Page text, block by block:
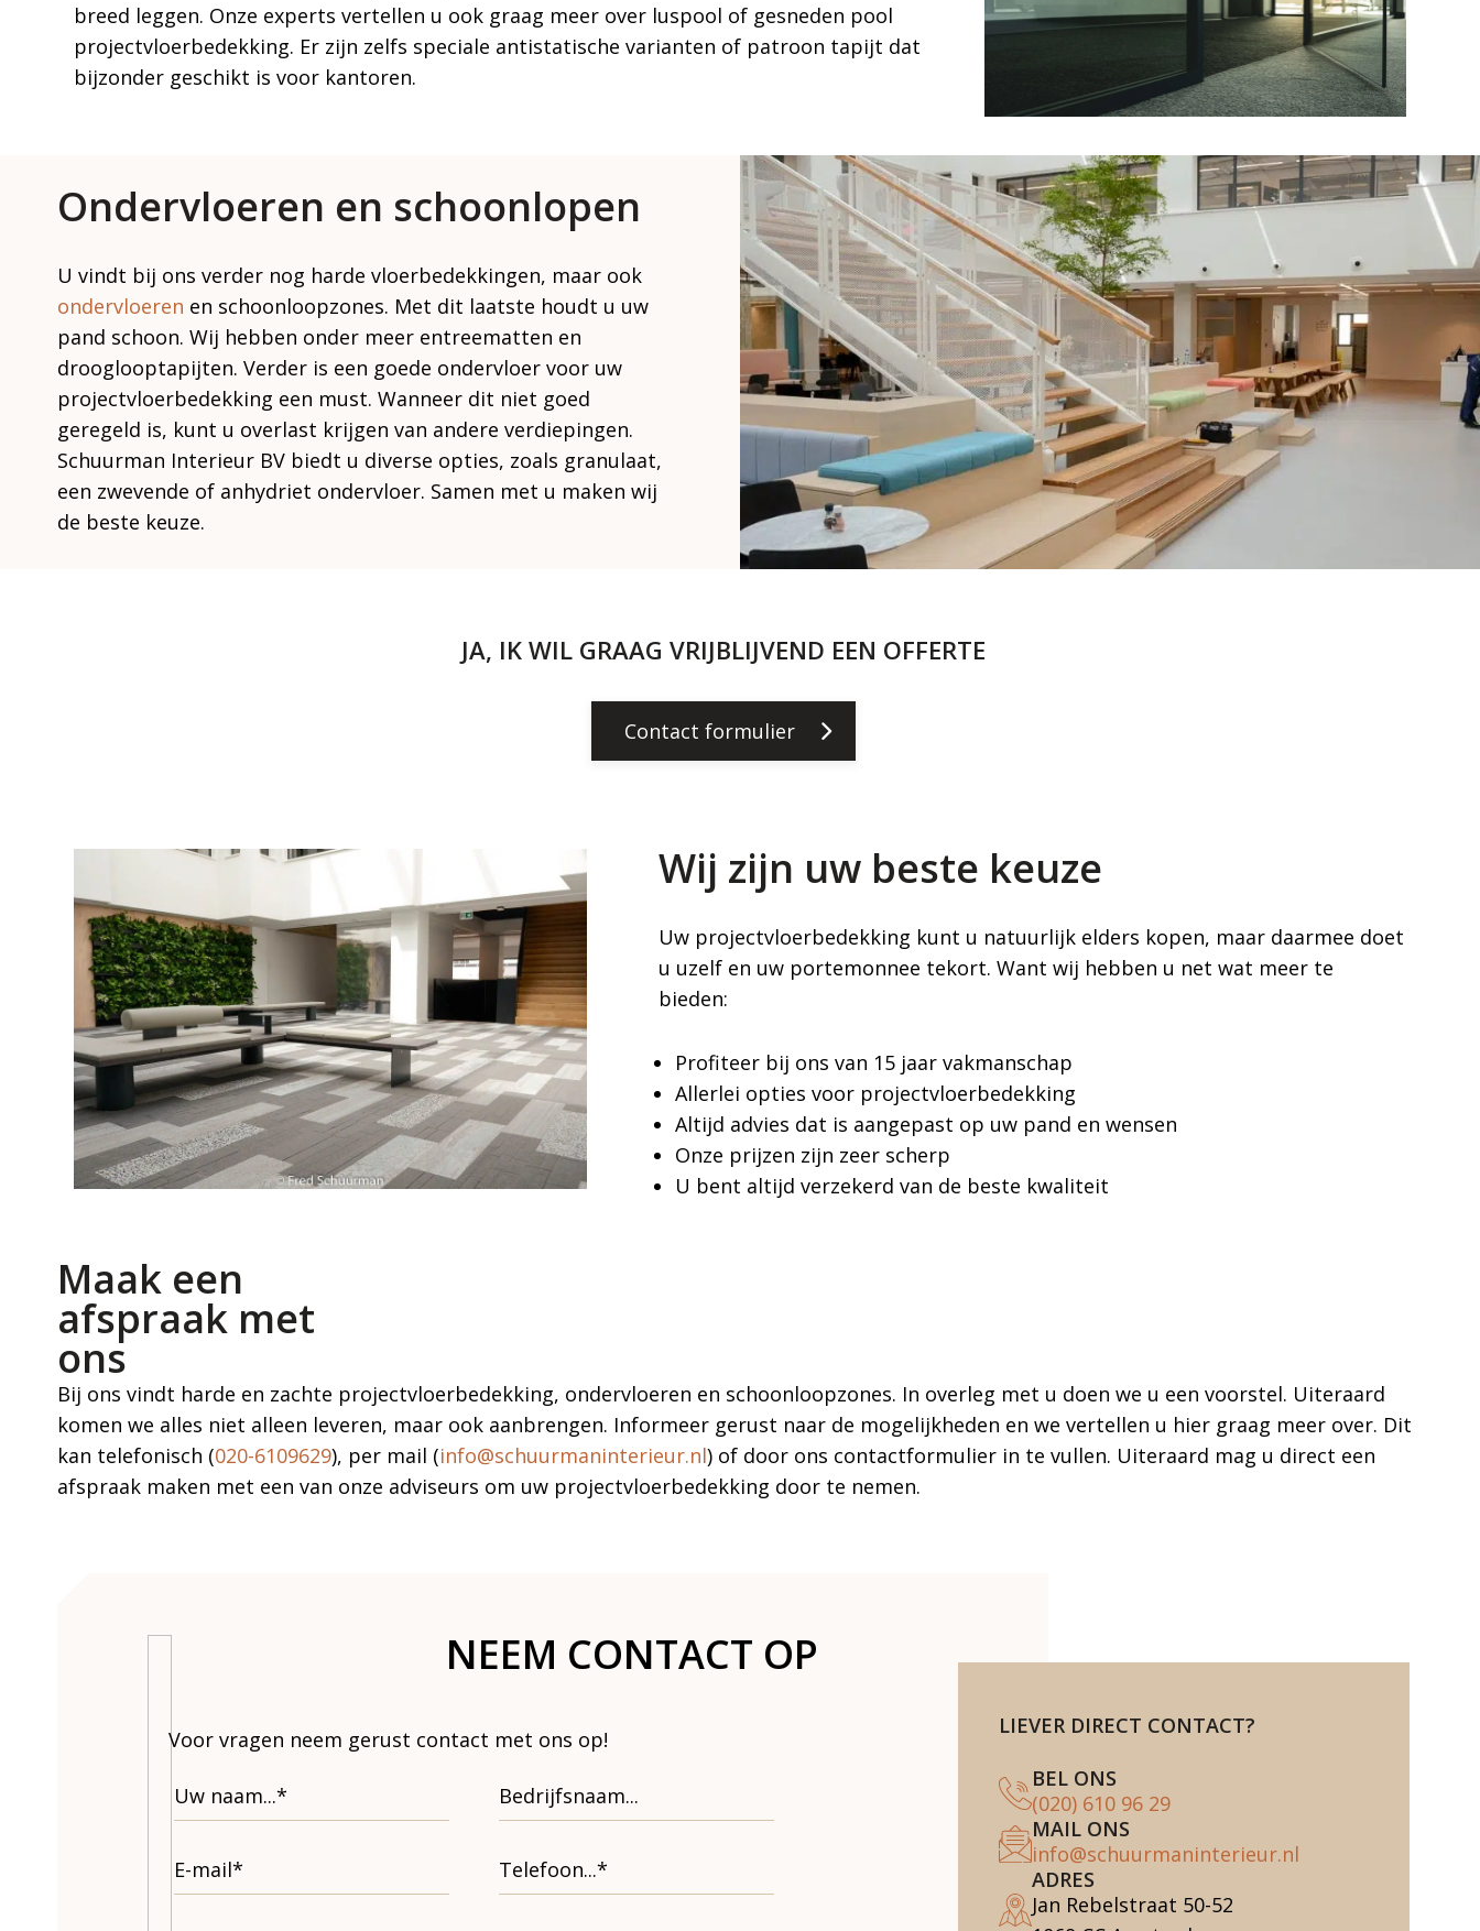
breed leggen. Onze experts vertellen u ook graag meer over luspool of gesneden pool
projectvloerbedekking. Er zijn zelfs speciale antistatische varianten of patroon tapijt dat
bijzonder geschikt is voor kantoren.
Ondervloeren en schoonlopen
U vindt bij ons verder nog harde vloerbedekkingen, maar ook
ondervloeren en schoonloopzones. Met dit laatste houdt u uw
pand schoon. Wij hebben onder meer entreematten en
drooglooptapijten. Verder is een goede ondervloer voor uw
projectvloerbedekking een must. Wanneer dit niet goed
geregeld is, kunt u overlast krijgen van andere verdiepingen.
Schuurman Interieur BV biedt u diverse opties, zoals granulaat,
een zwevende of anhydriet ondervloer. Samen met u maken wij
de beste keuze.
JA, IK WIL GRAAG VRIJBLIJVEND EEN OFFERTE
Contact formulier
Wij zijn uw beste keuze
Uw projectvloerbedekking kunt u natuurlijk elders kopen, maar daarmee doet
u uzelf en uw portemonnee tekort. Want wij hebben u net wat meer te
bieden:
Profiteer bij ons van 15 jaar vakmanschap
Allerlei opties voor projectvloerbedekking
Altijd advies dat is aangepast op uw pand en wensen
Onze prijzen zijn zeer scherp
U bent altijd verzekerd van de beste kwaliteit
Maak een
afspraak met
ons
Bij ons vindt harde en zachte projectvloerbedekking, ondervloeren en schoonloopzones. In overleg met u doen we u een voorstel. Uiteraard
komen we alles niet alleen leveren, maar ook aanbrengen. Informeer gerust naar de mogelijkheden en we vertellen u hier graag meer over. Dit
kan telefonisch (020-6109629), per mail (info@schuurmaninterieur.nl) of door ons contactformulier in te vullen. Uiteraard mag u direct een
afspraak maken met een van onze adviseurs om uw projectvloerbedekking door te nemen.
NEEM CONTACT OP
Voor vragen neem gerust contact met ons op!
LIEVER DIRECT CONTACT?
BEL ONS
(020) 610 96 29
MAIL ONS
info@schuurmaninterieur.nl
ADRES
Jan Rebelstraat 50-52